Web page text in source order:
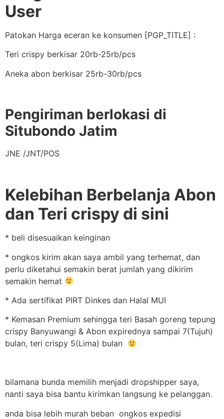
User
Patokan Harga eceran ke konsumen [PGP_TITLE] :
Teri crispy berkisar 20rb-25rb/pcs
Aneka abon berkisar 25rb-30rb/pcs
Pengiriman berlokasi di
Situbondo Jatim
JNE /JNT/POS
Kelebihan Berbelanja Abon
dan Teri crispy di sini
* beli disesuaikan keinginan
* ongkos kirim akan saya ambil yang terhemat, dan
perlu diketahui semakin berat jumlah yang dikirim
semakin hemat
* Ada sertifikat PIRT Dinkes dan Halal MUI
* Kemasan Premium sehingga teri Basah goreng tepung
crispy Banyuwangi & Abon expirednya sampai 7(Tujuh)
bulan, teri crispy 5(Lima) bulan
bilamana bunda memilih menjadi dropshipper saya,
nanti saya bisa bantu kirimkan langsung ke pelanggan.
anda bisa lebih murah beban ongkos expedisi